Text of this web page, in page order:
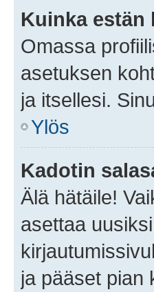
Kuinka estän
Omassa
asetuksen
ja itsellesi.
Ylös
Kadotin
Älä hätäile!
asettaa
ja pääset pian